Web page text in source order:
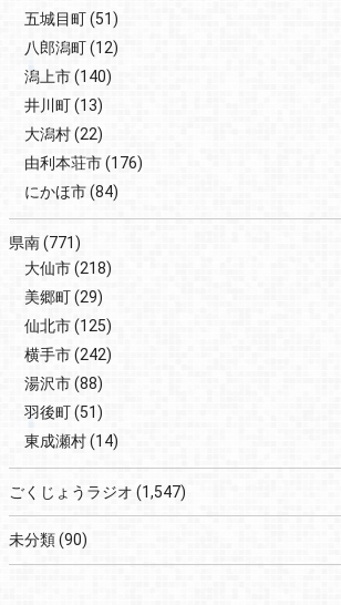
五城目町(51)
八郎潟町(12)
潟上市(140)
井川町(13)
大潟村(22)
由利本荘市(176)
にかほ市(84)
県南(771)
大仙市(218)
美郷町(29)
仙北市(125)
横手市(242)
湯沢市(88)
羽後町(51)
東成瀬村(14)
ごくじょうラジオ (1,547)
未分類(90)